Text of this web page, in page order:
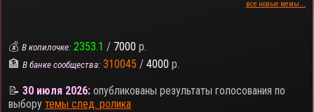
все новые мемы...
💰В копилочке: 2353.1 / 7000 р.
🏦В банке сообщества: 310045 / 4000 р.
📝30 июля 2026: опубликованы результаты голосования по
выборутемы след. ролика